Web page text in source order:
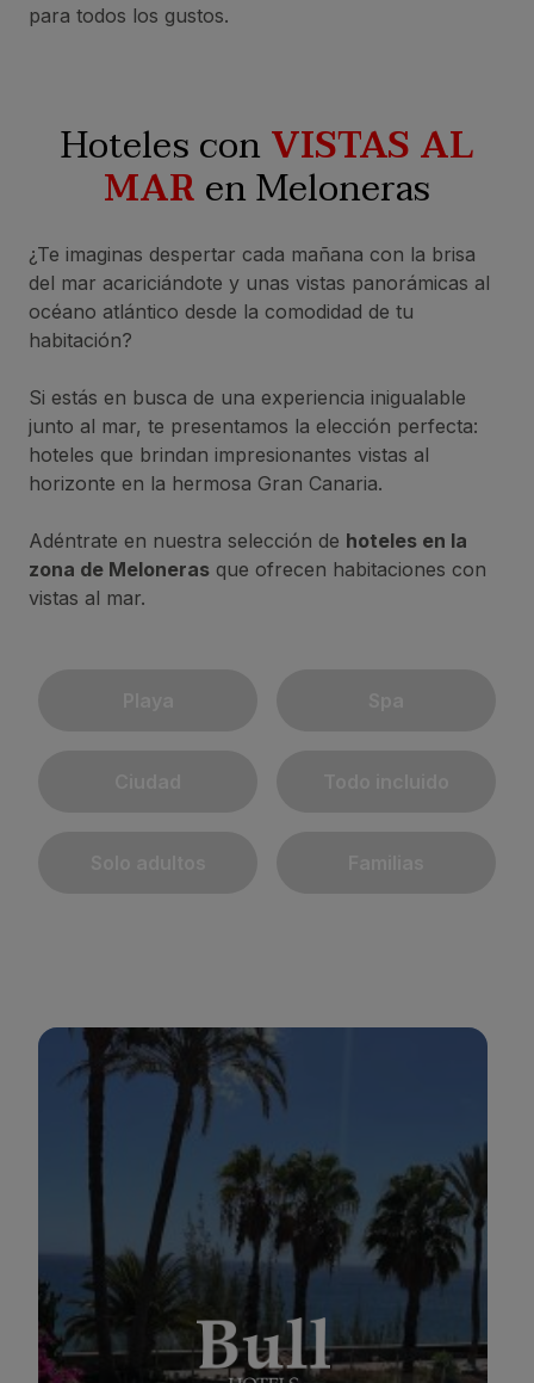
para todos los gustos.
Hoteles conVISTAS AL
MARen Meloneras
¿Te imaginas despertar cada mañana con la brisa
del mar acariciándote y unas vistas panorámicas al
océano atlántico desde la comodidad de tu
habitación?
Si estás en busca de una experiencia inigualable
junto al mar, te presentamos la elección perfecta:
hoteles que brindan impresionantes vistas al
horizonte en la hermosa Gran Canaria.
Adéntrate en nuestra selección de hoteles en la
zona de Meloneras que ofrecen habitaciones con
vistas al mar.
BULL REINA ISABEL & SPA
* * **